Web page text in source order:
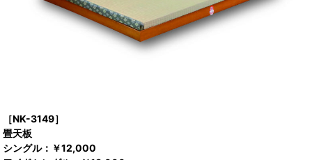
［NK-3149］
畳天板
シングル：￥12,000